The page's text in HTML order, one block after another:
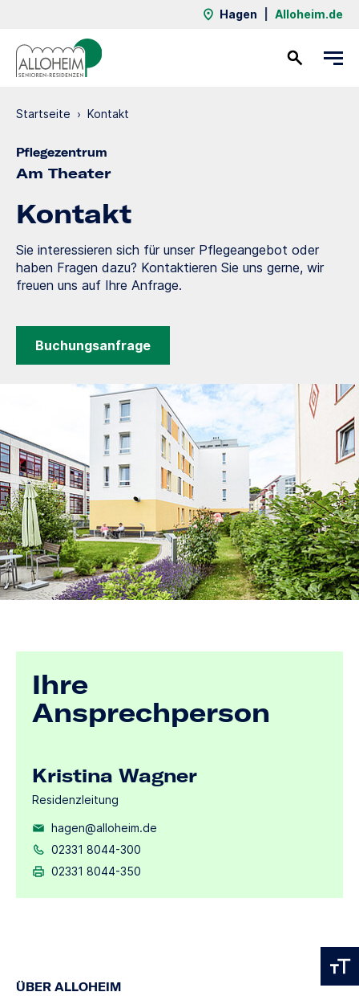
Hagen Alloheim.de
Startseite › Kontakt
Pflegezentrum
Am Theater
Kontakt
Sie interessieren sich für unser Pflegeangebot oder
haben Fragen dazu? Kontaktieren Sie uns gerne, wir
freuen uns auf Ihre Anfrage.
Buchungsanfrage
Ihre
Ansprechperson
Kristina Wagner
Residenzleitung
hagen@alloheim.de
02331 8044-300
02331 8044-350
ÜBER ALLOHEIM